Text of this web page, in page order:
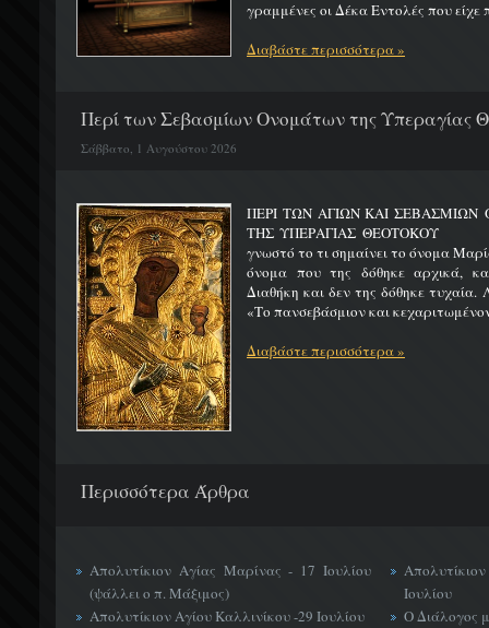
γραμμένες οι Δέκα Εντολές που είχε
Διαβάστε περισσότερα »
Περί των Σεβασμίων Ονομάτων της Υπεραγίας
Σάββατο, 1 Αυγούστου 2026
ΠΕΡΙ ΤΩΝ ΑΓΙΩΝ ΚΑΙ
ΤΗΣ ΥΠΕΡΑΓΙΑΣ ΘΕΟΤΟΚΟΥ
γνωστό το τι σημαίνει το όνομα
όνομα που της δόθηκε αρχικά,
Διαθήκη και δεν της δόθηκε τυχαία.
«Το πανσεβάσμιον και
Διαβάστε περισσότερα »
Περισσότερα Άρθρα
Απολυτίκιον Αγίας Μαρίνας - 17 Ιουλίου
(ψάλλει ο π. Μάξιμος)
Απολυτίκιον Αγίου Καλλινίκου -29 Ιουλίου
Ιουλίου
Ο Διάλογος